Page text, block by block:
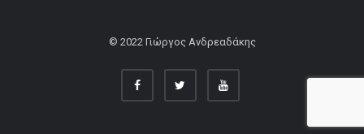
© 2022 Γιώργος Ανδρεαδάκης